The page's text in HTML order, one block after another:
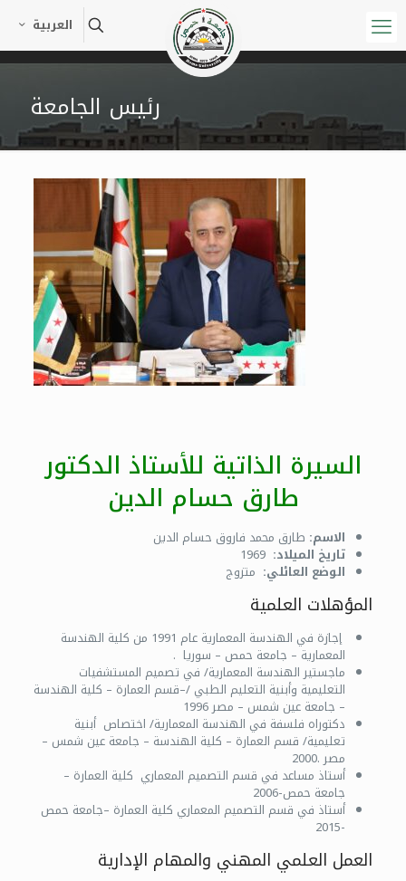
العربية
رئيس الجامعة
السيرة الذاتية للأستاذ الدكتور
طارق حسام الدين
الاسم: طارق محمد فاروق حسام الدين
تاريخ الميلاد:
الوضع العائلي: متزوج
المؤهلات العلمية
إجازة في الهندسة المعمارية عام 1991 من كلية الهندسة
المعمارية – جامعة حمص – سوريا .
ماجستير الهندسة المعمارية/ في تصميم المستشفيات
التعليمية وأبنية التعليم الطبي /–قسم العمارة – كلية الهندسة
– جامعة عين شمس – مصر 1996
دكتوراه فلسفة في الهندسة المعمارية/ اختصاص أبنية
تعليمية/ قسم العمارة – كلية الهندسة – جامعة عين شمس –
مصر .2000
أستاذ مساعد في قسم التصميم المعماري كلية العمارة –
جامعة حمص-2006
أستاذ في قسم التصميم المعماري كلية العمارة –جامعة حمص
-2015
العمل العلمي المهني والمهام الإدارية